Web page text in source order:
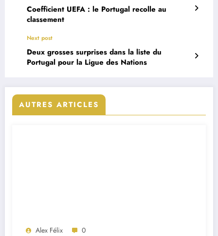
Coefficient UEFA : le Portugal recolle au
classement
Next post
Deux grosses surprises dans la liste du
Portugal pour la Ligue des Nations
AUTRES ARTICLES
Alex Félix 0